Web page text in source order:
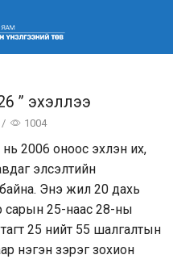
” эхэллээ
/ 1004
2006 оноос эхлэн их,
элсэлтийн
Энэ жил 20 дахь
сарын 25-наас 28-ны
25 нийт 55 шалгалтын
нэгэн зэрэг зохион